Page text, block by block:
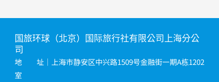
国旅环球（北京）国际旅行社有限公司上海分公
司
地 址｜上海市静安区中兴路1509号金融街一期A栋1202
室